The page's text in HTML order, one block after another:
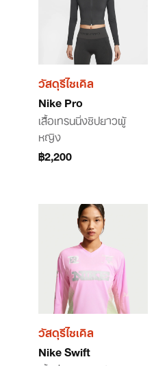
วัสดุรีไซเคิล
Nike Pro
เสื้อเทรนนิ่งซิปยาวผู้
หญิง
฿2,200
วัสดุรีไซเคิล
Nike Swift